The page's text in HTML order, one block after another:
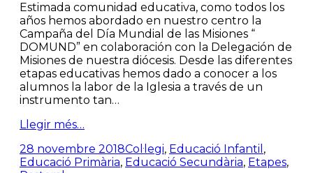
Estimada comunidad educativa, como todos los
años hemos abordado en nuestro centro la
Campaña del Día Mundial de las Misiones “
DOMUND” en colaboración con la Delegación de
Misiones de nuestra diócesis. Desde las diferentes
etapas educativas hemos dado a conocer a los
alumnos la labor de la Iglesia a través de un
instrumento tan…
Llegir més…
28 novembre 2018Col·legi, Educació Infantil ,
Educació Primària, Educació Secundària, Etapes,